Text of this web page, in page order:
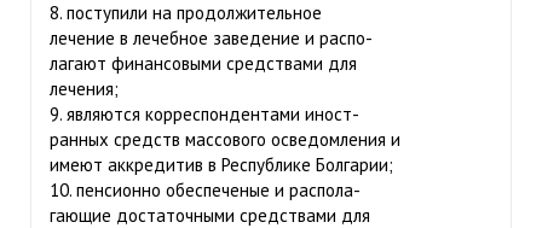
8. поступили на продолжительное
лечение в лечебное заведение и распо-
лагают финансовыми средствами для
лечения;
9. являются корреспондентами иност-
ранных средств массового осведомления и
имеют аккредитив в Республике Болгарии;
10. пенсионно обеспеченые и распола-
гающие достаточными средствами для